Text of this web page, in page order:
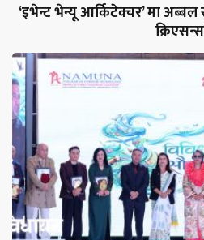
‘इभेन्ट भेन्यू आर्किटेक्चर’ मा